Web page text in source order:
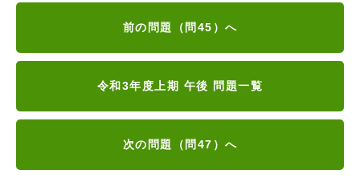
前の問題（問45）へ
令和3年度上期 午後 問題一覧
次の問題（問47）へ